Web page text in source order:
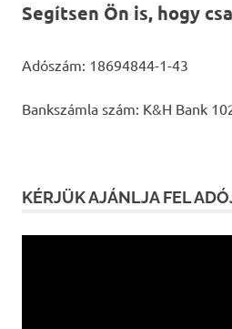
Segítsen Ön is, hogy
Adószám: 18694844-1-43
Bankszámla szám: K&H Bank
KÉRJÜK AJÁNLJA FEL